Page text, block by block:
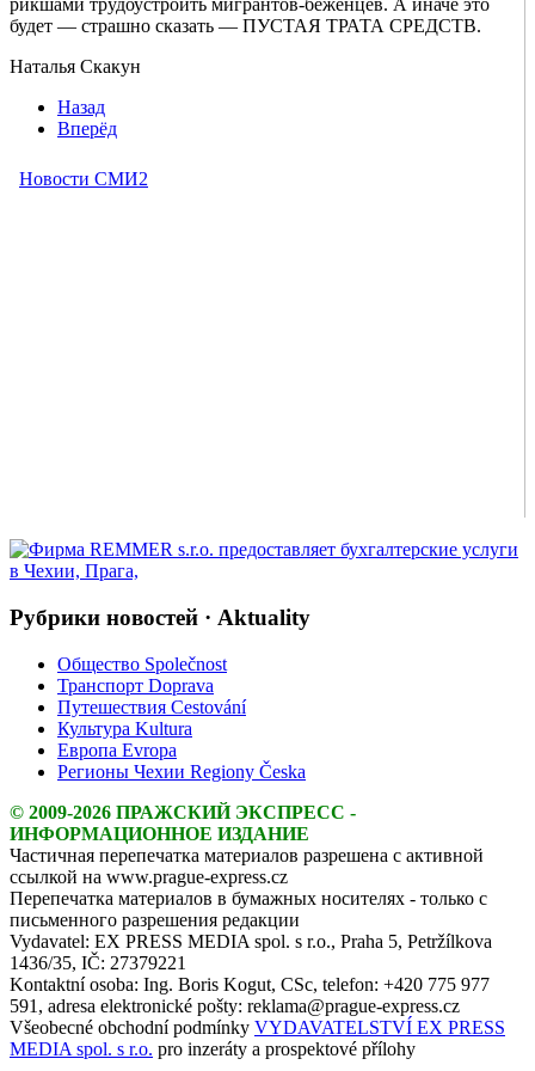
рикшами трудоустроить мигрантов-беженцев. А иначе это
будет — страшно сказать — ПУСТАЯ ТРАТА СРЕДСТВ.
Наталья Скакун
Назад
Вперёд
Рубрики новостей · Aktuality
Общество Společnost
Транспорт Doprava
Путешествия Cestování
Культура Kultura
Европа Evropa
Регионы Чехии Regiony Česka
© 2009-2026 ПРАЖСКИЙ ЭКСПРЕСС -
ИНФОРМАЦИОННОЕ ИЗДАНИЕ
Частичная перепечатка материалов разрешена с активной
ссылкой на www.prague-express.cz
Перепечатка материалов в бумажных носителях - только с
письменного разрешения редакции
Vydavatel: EX PRESS MEDIA spol. s r.o., Praha 5, Petržílkova
1436/35, IČ: 27379221
Kontaktní osoba: Ing. Boris Kogut, CSc, telefon: +420 775 977
591, adresa elektronické pošty: reklama@prague-express.cz
Všeobecné obchodní podmínky VYDAVATELSTVÍ EX PRESS
MEDIA spol. s r.o. pro inzeráty a prospektové přílohy